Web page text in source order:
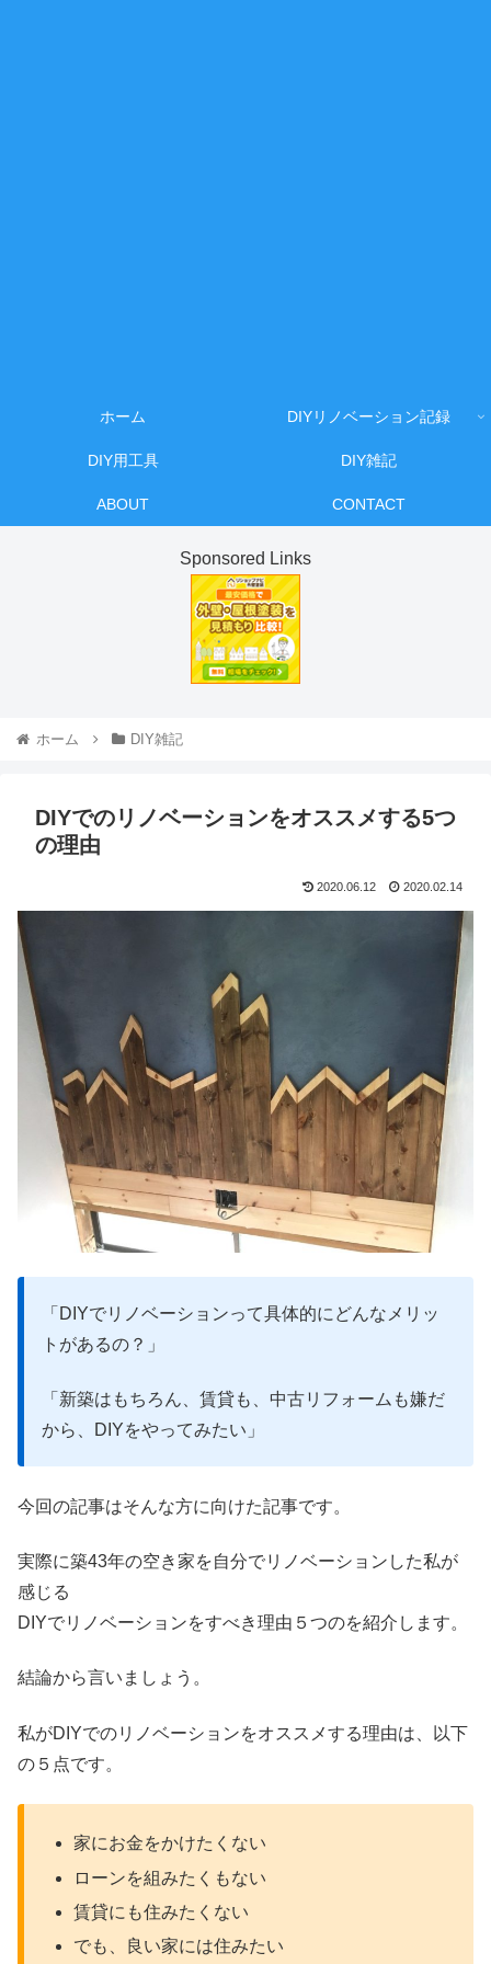
ホーム DIYリノベーション記録
DIY用工具 DIY雑記
ABOUT CONTACT
Sponsored Links
ホーム DIY雑記
DIYでのリノベーションをオススメする5つ
の理由
2020.06.12 2020.02.14
「DIYでリノベーションって具体的にどんなメリッ
トがあるの？」
「新築はもちろん、賃貸も、中古リフォームも嫌だ
から、DIYをやってみたい」
今回の記事はそんな方に向けた記事です。
実際に築43年の空き家を自分でリノベーションした私が
感じる
DIYでリノベーションをすべき理由５つのを紹介します。
結論から言いましょう。
私がDIYでのリノベーションをオススメする理由は、以下
の５点です。
家にお金をかけたくない
ローンを組みたくもない
賃貸にも住みたくない
でも、良い家には住みたい